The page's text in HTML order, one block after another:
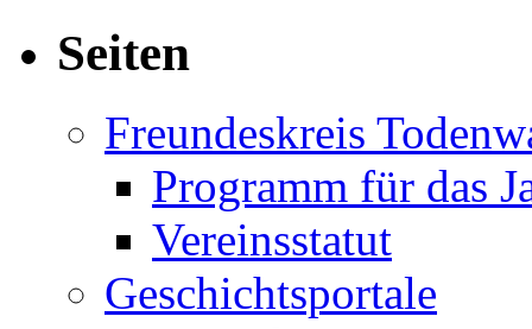
Seiten
Freundeskreis
Programm für das
Vereinsstatut
Geschichtsportale